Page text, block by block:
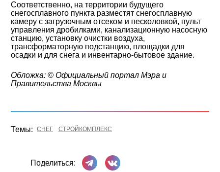
Соответственно, на территории будущего
снегосплавного пункта разместят снегосплавную
камеру с загрузочным отсеком и песколовкой, пульт
управления дробилками, канализационную насосную
станцию, установку очистки воздуха,
трансформаторную подстанцию, площадки для
осадки и для снега и инвентарно-бытовое здание.
Обложка: © Официальный портал Мэра и
Правительства Москвы
Темы: СНЕГ СТРОЙКОМПЛЕКС
Поделиться:
Поделиться в Телеграме
Поделиться ВКонтакте